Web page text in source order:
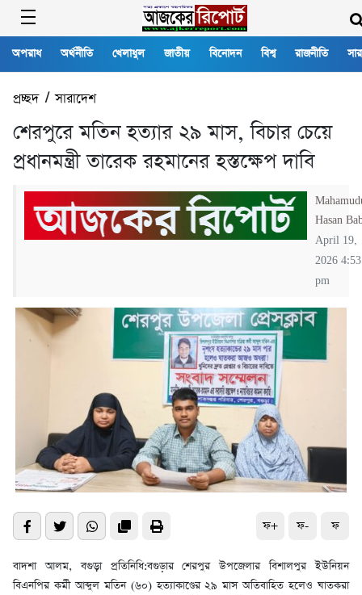
অপরাধ অর্থনীতি খেলাধুল জাতীয় বিনোদন বিশ্ব রাজনীতি
প্রচ্ছদ/সারাদেশ
শেরপুরে মতিন হত্যার ২৯ মাস, বিচার চেয়ে
প্রধানমন্ত্রী তারেক রহমানের হস্তক্ষেপ দাবি
Hasan
April 19,
2026 4:53
pm
ফ+ ফ- ফ
বাদশা আলম, বগুড়া প্রতিনিধি:বগুড়ার শেরপুর উপজেলার বিশালপুর ইউনিয়ন
বিএনপির কর্মী আব্দুল মতিন (৬০) হত্যাকাণ্ডের ২৯ মাস অতিবাহিত হলেও ঘাতকরা